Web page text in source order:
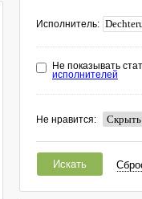
Исполнитель:
Не показывать
исполнителей
Не нравится:
Искать